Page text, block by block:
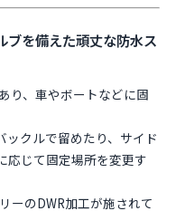
ブを備えた頑丈な防水ス
り、車やボートなどに固
クルで留めたり、サイド
応じて固定場所を変更す
ーのDWR加工が施されて